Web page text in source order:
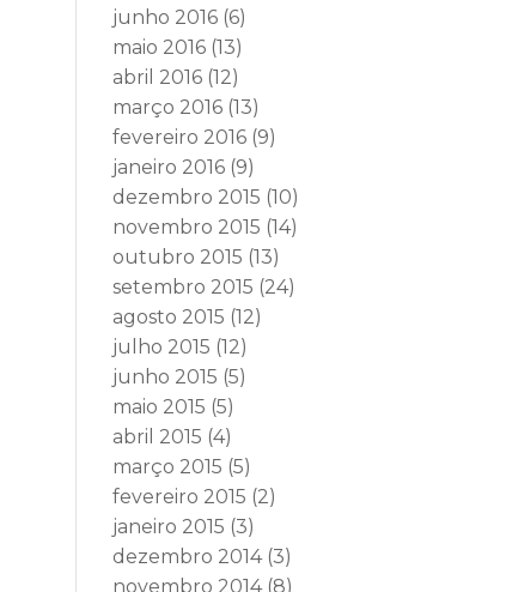
junho 2016 (6)
maio 2016 (13)
abril 2016 (12)
março 2016 (13)
fevereiro 2016 (9)
janeiro 2016 (9)
dezembro 2015 (10)
novembro 2015 (14)
outubro 2015 (13)
setembro 2015 (24)
agosto 2015 (12)
julho 2015 (12)
junho 2015 (5)
maio 2015 (5)
abril 2015 (4)
março 2015 (5)
fevereiro 2015 (2)
janeiro 2015 (3)
dezembro 2014(3)
novembro 2014(8)